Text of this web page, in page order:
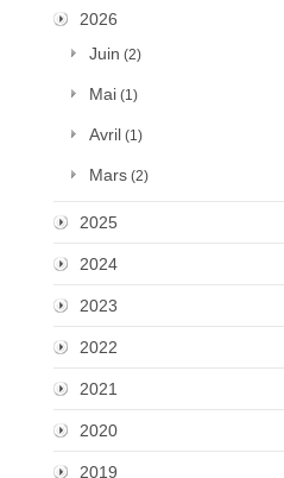
2026
Juin (2)
Mai (1)
Avril (1)
Mars (2)
2025
2024
2023
2022
2021
2020
2019